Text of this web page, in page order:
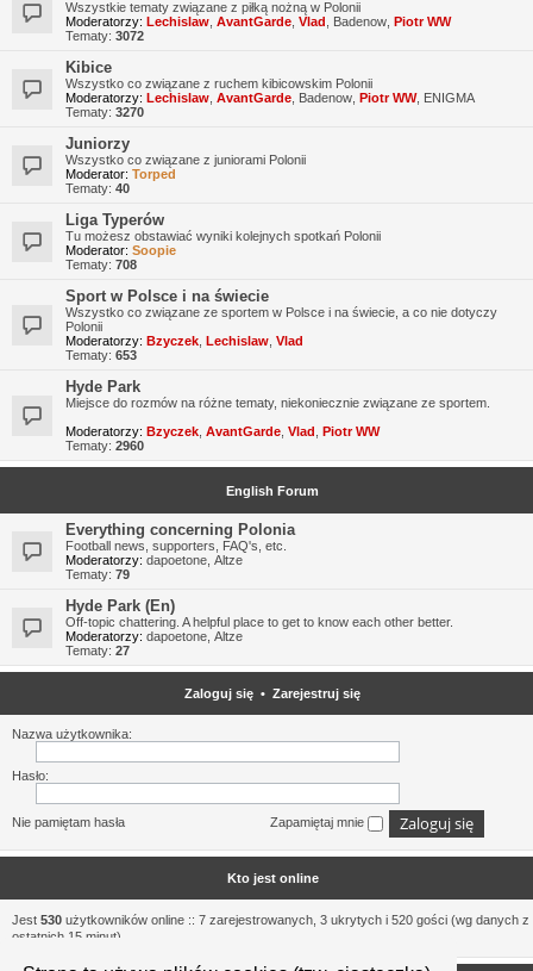
Wszystkie tematy związane z piłką nożną w Polonii
Moderatorzy: Lechislaw AvantGarde Vlad Badenow Piotr WW
Tematy: 3072
Kibice
Wszystko co związane z ruchem kibicowskim Polonii
Moderatorzy: Lechislaw AvantGarde Badenow Piotr WW, ENIGMA
Tematy: 3270
Juniorzy
Wszystko co związane z juniorami Polonii
Moderator: Torped
Tematy: 40
Liga Typerów
Tu możesz obstawiać wyniki kolejnych spotkań Polonii
Moderator: Soopie
Tematy: 708
Sport w Polsce i na świecie
Wszystko co związane ze sportem w Polsce i na świecie, a co nie dotyczy
Polonii
Moderatorzy: Bzyczek Lechislaw Vlad
Tematy: 653
Hyde Park
Miejsce do rozmów na różne tematy, niekoniecznie związane ze sportem.
Moderatorzy: Bzyczek AvantGarde Vlad Piotr WW
Tematy: 2960
English Forum
Everything concerning Polonia
Football news, supporters, FAQ's, etc.
Moderatorzy: dapoetone Altze
Tematy: 79
Hyde Park (En)
Off-topic chattering. A helpful place to get to know each other better.
Moderatorzy: dapoetone Altze
Tematy: 27
Zaloguj się • Zarejestruj się
Nazwa użytkownika:
Hasło:
Nie pamiętam hasła Zapamiętaj mnie
Kto jest online
Jest 530 użytkowników online :: 7 zarejestrowanych, 3 ukrytych i 520 gości (wg danych z
ostatnich 15 minut)